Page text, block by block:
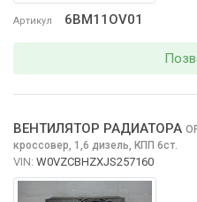
Артикул 6BM11OV01
ВЕНТИЛЯТОР РАДИАТОРА
кроссовер, 1,6 дизель, КПП 6ст.
VIN: W0VZCBHZXJS257160